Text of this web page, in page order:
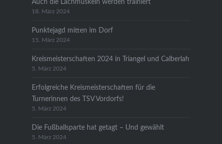
Auch die Lachmuskeln werden trainiert
18. März 2024
Punktejagd mitten im Dorf
15. März 2024
Kreismeisterschaften 2024 in Triangel und Calberlah
5. März 2024
Erfolgreiche Kreismeisterschaften für die
Turnerinnen des TSV Vordorfs!
5. März 2024
Die Fußballsparte hat getagt – Und gewählt
5. März 2024